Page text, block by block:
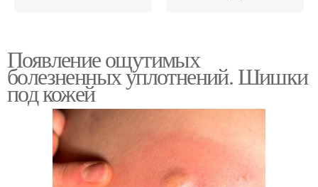
Появление ощутимых
болезненных уплотнений. Шишки
под кожей